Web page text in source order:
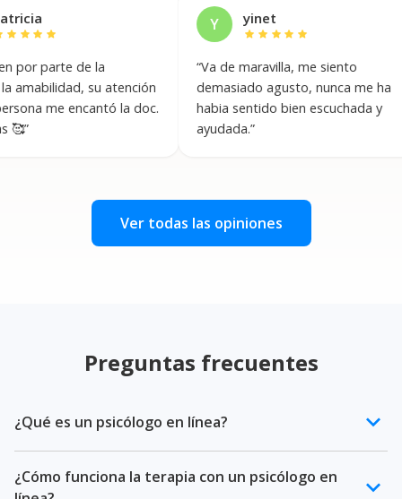
de la
su atención
encantó la doc.
yinet
starstarstarstar star
Va de maravilla, me siento
demasiado agusto, nunca me ha
habia sentido bien escuchada y
”
Ver todas las opiniones
Preguntas frecuentes
¿Qué es un psicólogo en línea? keyboard_arrow_down
mental certificado que ofrece terapia psicológica a
¿Cómo funciona la terapia con un psicólogo en
keyboard_arrow_down